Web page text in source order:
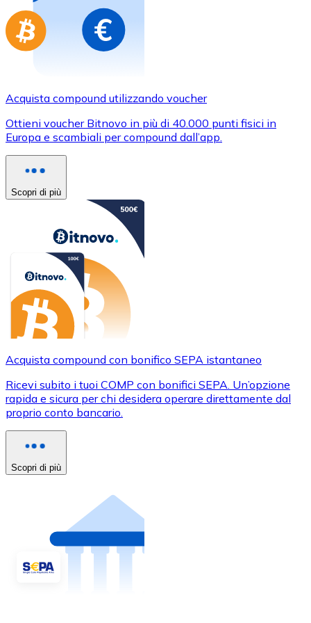
Acquista compound utilizzando voucher
Ottieni voucher Bitnovo in più di 40.000 punti fisici in
Europa e scambiali per compound dall’app.
Scopri di più
Acquista compound con bonifico SEPA istantaneo
Ricevi subito i tuoi COMP con bonifici SEPA. Un’opzione
rapida e sicura per chi desidera operare direttamente dal
proprio conto bancario.
Scopri di più